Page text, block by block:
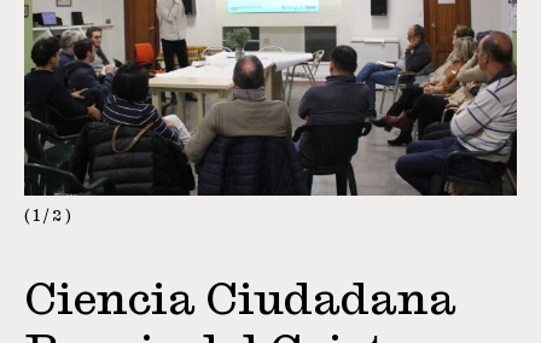
1 / 2
Ciencia Ciudadana